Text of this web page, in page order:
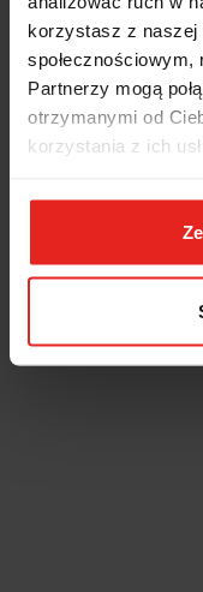
korzystasz z naszej
społecznościowym,
Partnerzy mogą
otrzymanymi od
korzystania z ich